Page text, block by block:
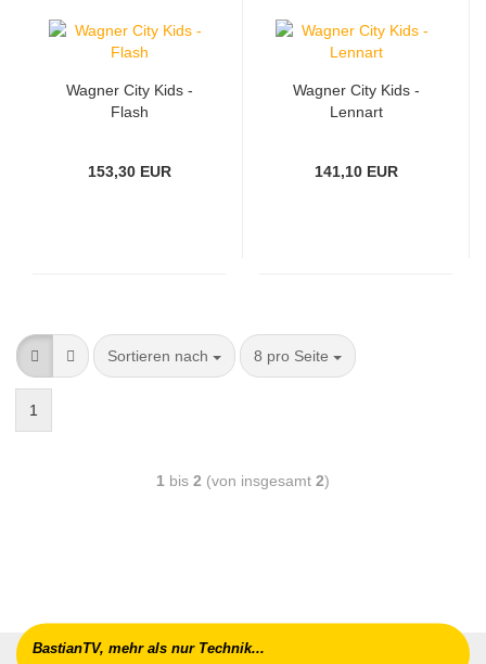
Wagner City Kids -
Flash
153,30 EUR
Wagner City Kids -
Lennart
141,10 EUR
Sortieren nach 8 pro Seite
1
1 bis 2 (von insgesamt 2)
BastianTV, mehr als nur Technik...